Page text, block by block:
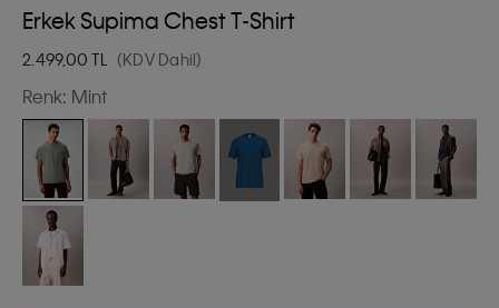
Erkek Supima Chest T-Shirt
2.499,00 TL (KDV Dahil)
Renk: Mint